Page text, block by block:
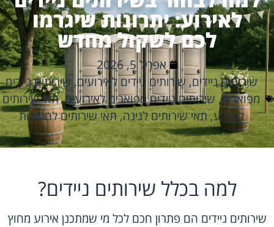
לאירוע: יתרונות שיגרמו
לכם לשקול מחדש
אפריל 5, 2026
שירותים ניידים, שירותים ניידים לאירועים, שירותים ניידים
מפוארים, שירותים ניידים מפוארים לאירועים,תאי שירותים
לאירוע,תאי שירותים לגינה,תאי שירותים לחתונות
למה בכלל שירותים ניידים?
שירותים ניידים הם פתרון חכם לכל מי שמתכנן אירוע מחוץ